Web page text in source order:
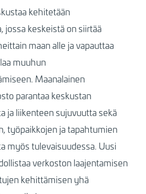
kehitetään
jossa keskeistä on siirtää
maan alle ja vapauttaa
muuhun
Maanalainen
parantaa keskustan
ja liikenteen sujuvuutta sekä
työpaikkojen ja tapahtumien
myös tulevaisuudessa. Uusi
verkoston laajentamisen
kehittämisen yhä